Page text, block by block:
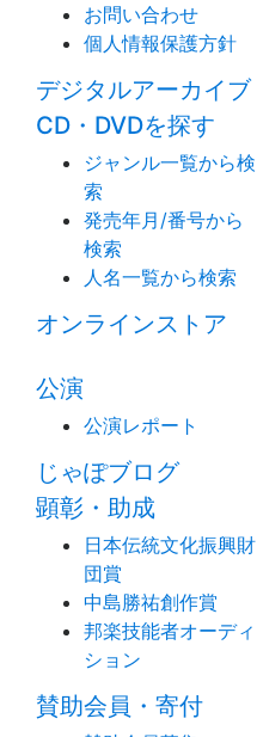
お問い合わせ
個人情報保護方針
デジタルアーカイブ
CD・DVDを探す
ジャンル一覧から検
索
発売年月/番号から
検索
人名一覧から検索
オンラインストア
公演
公演レポート
じゃぽブログ
顕彰・助成
日本伝統文化振興財
団賞
中島勝祐創作賞
邦楽技能者オーディ
ション
賛助会員・寄付